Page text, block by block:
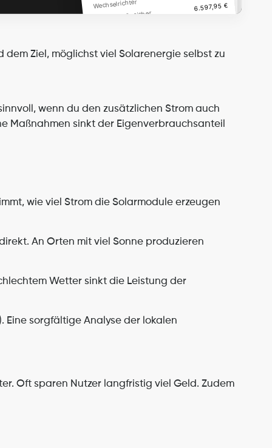
Speicher
€
Zusätzlich benötigtes Material
en
€
7,68 kWh
Speicher
6.597,95
Gesamtkoste
15.617,75
Wechselrichter
7,68 kWh Speicher
6.597,95 €
15.617,75 €
Ziel, möglichst viel Solarenergie selbst zu
wenn du den zusätzlichen Strom auch
Maßnahmen sinkt der Eigenverbrauchsanteil
wie viel Strom die Solarmodule erzeugen
An Orten mit viel Sonne produzieren
Wetter sinkt die Leistung der
Eine sorgfältige Analyse der lokalen
Oft sparen Nutzer langfristig viel Geld. Zudem